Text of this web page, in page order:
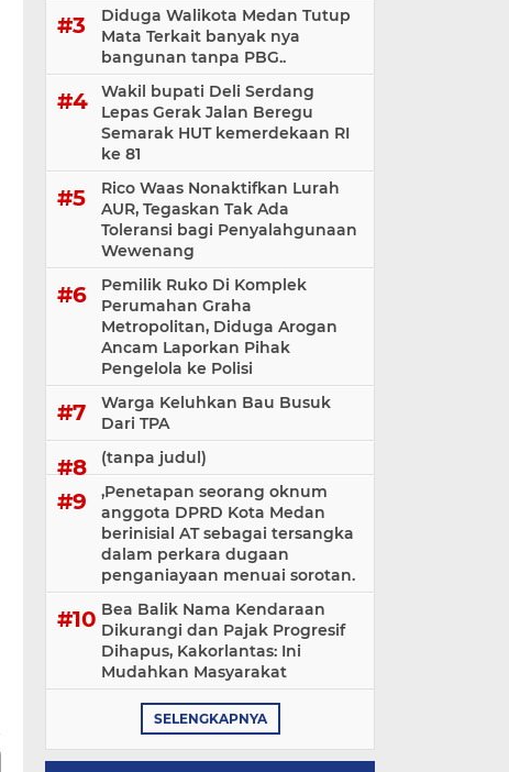
Diduga Walikota Medan Tutup
Mata Terkait banyak nya
bangunan tanpa PBG..
Wakil bupati Deli Serdang
Lepas Gerak Jalan Beregu
Semarak HUT kemerdekaan RI
ke 81
Rico Waas Nonaktifkan Lurah
AUR, Tegaskan Tak Ada
Toleransi bagi Penyalahgunaan
Wewenang
Pemilik Ruko Di Komplek
Perumahan Graha
Metropolitan, Diduga Arogan
Ancam Laporkan Pihak
Pengelola ke Polisi
Warga Keluhkan Bau Busuk
Dari TPA
(tanpa judul)
,Penetapan seorang oknum
anggota DPRD Kota Medan
berinisial AT sebagai tersangka
dalam perkara dugaan
penganiayaan menuai sorotan.
Bea Balik Nama Kendaraan
Dikurangi dan Pajak Progresif
Dihapus, Kakorlantas: Ini
Mudahkan Masyarakat
SELENGKAPNYA